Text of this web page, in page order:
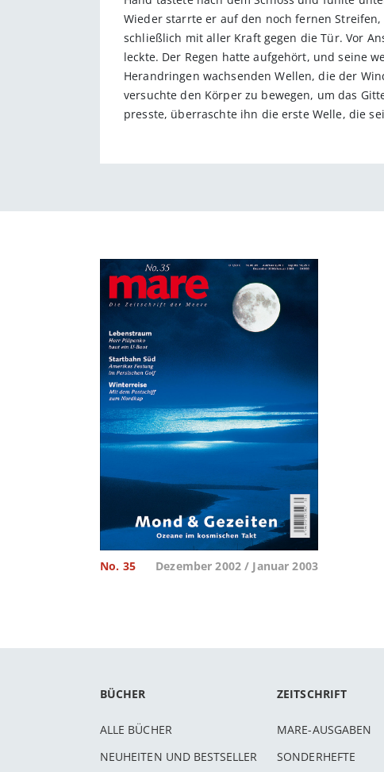
Wieder starrte er auf den noch fernen
schließlich mit aller Kraft gegen die Tür. Vor
leckte. Der Regen hatte aufgehört, und seine
Herandringen wachsenden Wellen, die der
versuchte den Körper zu bewegen, um das
presste, überraschte ihn die erste Welle, die
No. 35 Dezember 2002 / Januar 2003
BÜCHER
ALLE BÜCHER
NEUHEITEN UND BESTSELLER
ZEITSCHRIFT
MARE-AUSGABEN
SONDERHEFTE